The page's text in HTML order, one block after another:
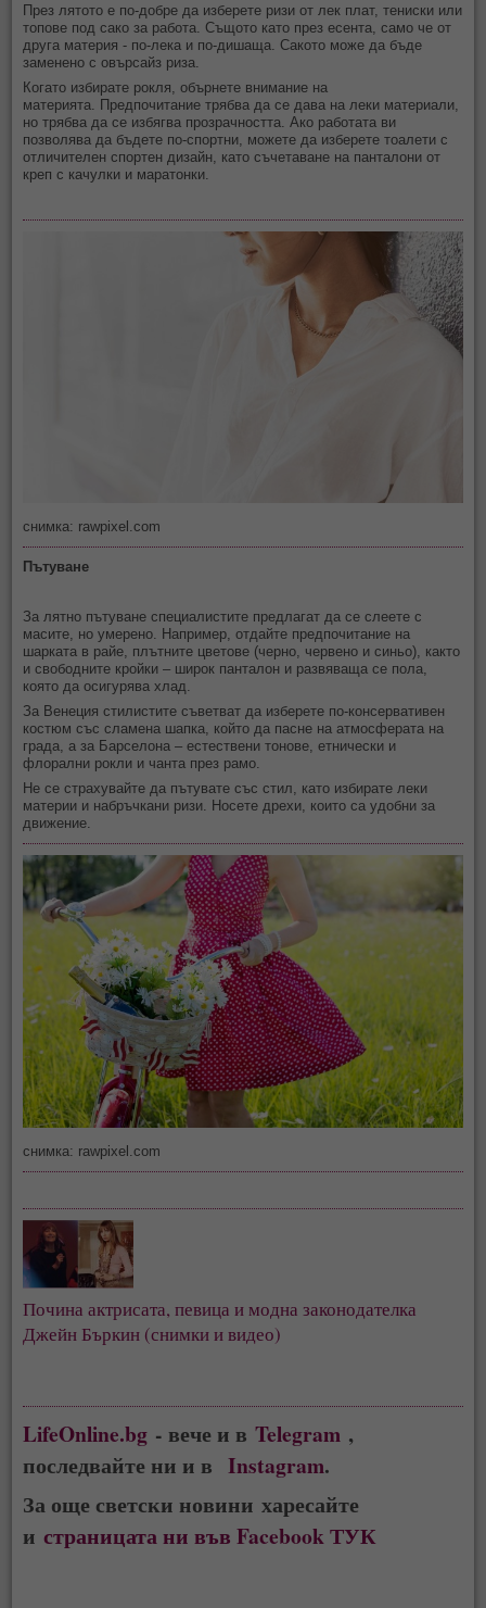
През лятото е по-добре да изберете ризи от лек плат, тениски или
топове под сако за работа. Същото като през есента, само че от
друга материя - по-лека и по-дишаща. Сакото може да бъде
заменено с овърсайз риза.
Когато избирате рокля, обърнете внимание на
материята. Предпочитание трябва да се дава на леки материали,
но трябва да се избягва прозрачността. Ако работата ви
позволява да бъдете по-спортни, можете да изберете тоалети с
отличителен спортен дизайн, като съчетаване на панталони от
креп с качулки и маратонки.
снимка: rawpixel.com
Пътуване
За лятно пътуване специалистите предлагат да се слеете с
масите, но умерено. Например, отдайте предпочитание на
шарката в райе, плътните цветове (черно, червено и синьо), както
и свободните кройки – широк панталон и развяваща се пола,
която да осигурява хлад.
За Венеция стилистите съветват да изберете по-консервативен
костюм със сламена шапка, който да пасне на атмосферата на
града, а за Барселона – естествени тонове, етнически и
флорални рокли и чанта през рамо.
Не се страхувайте да пътувате със стил, като избирате леки
материи и набръчкани ризи. Носете дрехи, които са удобни за
движение.
снимка: rawpixel.com
Почина актрисата, певица и модна законодателка
Джейн Бъркин (снимки и видео)
LifeOnline.bg - вече и вTelegram ,
последвайте ни и вInstagram.
За още светски новини харесайте
истраницата ни във Facebook ТУК